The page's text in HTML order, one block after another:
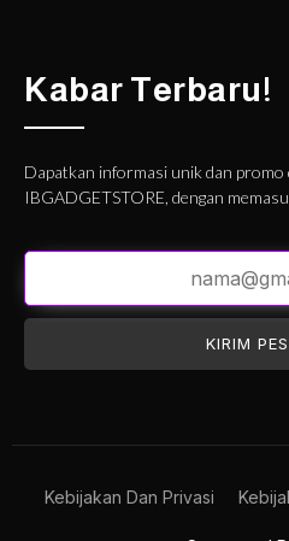
Kabar Terbaru!
Dapatkan informasi unik dan promo
IBGADGETSTORE, dengan
KIRIM
Kebijakan Dan Privasi